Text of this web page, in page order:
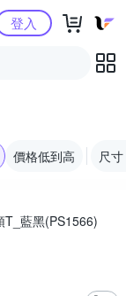
心
登入
價格低到高 尺寸
T_藍黑(PS1566)